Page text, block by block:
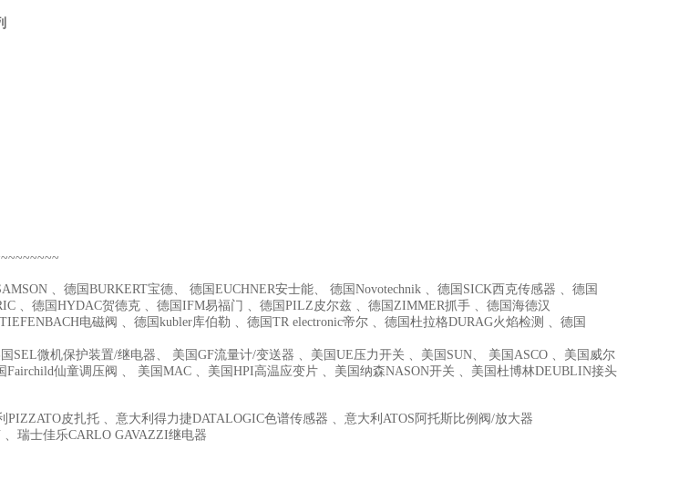
、德国BURKERT宝德、 德国EUCHNER安士能、 德国Novotechnik 、德国SICK西克传感器 、德国
、德国HYDAC贺德克 、德国IFM易福门 、德国PILZ皮尔兹 、德国ZIMMER抓手 、德国海德汉
电磁阀 、德国kubler库伯勒 、德国TR electronic帝尔 、德国杜拉格DURAG火焰检测 、德国
SEL微机保护装置/继电器、 美国GF流量计/变送器 、美国UE压力开关 、美国SUN、 美国ASCO 、美国威尔
Fairchild仙童调压阀 、 美国MAC 、美国HPI高温应变片 、美国纳森NASON开关 、美国杜博林DEUBLIN接头
PIZZATO皮扎托 、意大利得力捷DATALOGIC色谱传感器 、意大利ATOS阿托斯比例阀/放大器
瑞士佳乐CARLO GAVAZZI继电器